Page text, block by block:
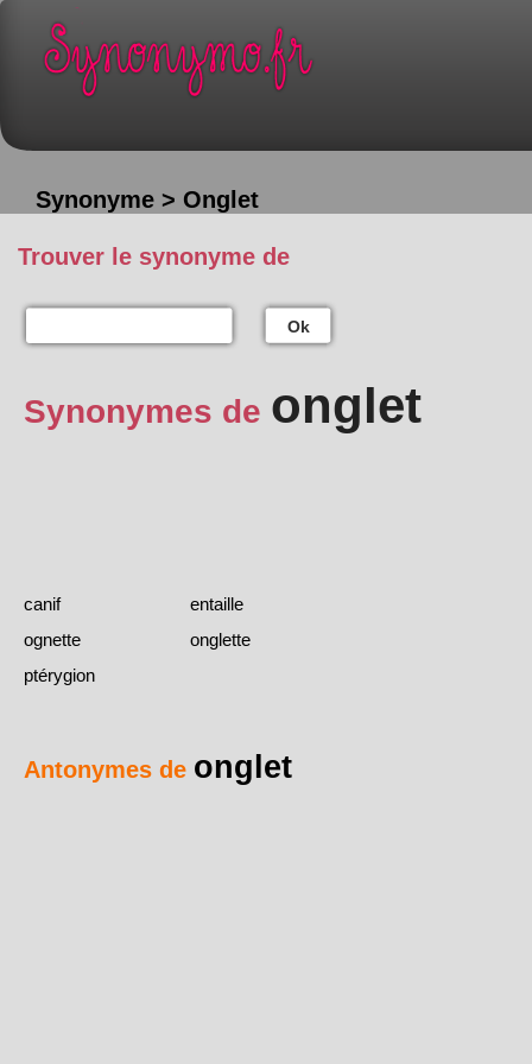
Synonyme > Onglet
Trouver le synonyme de
Ok
Synonymes de onglet
canif
entaille
ognette
onglette
ptérygion
Antonymes de onglet